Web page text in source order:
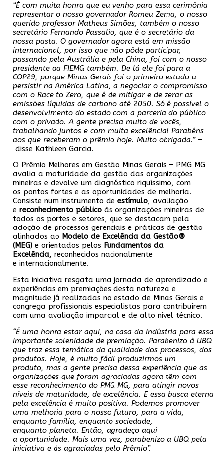
“É com muita honra que eu venho para essa cerimônia
representar o nosso governador Romeu Zema, o nosso
querido professor Matheus Simões, também o nosso
secretário Fernando Passalio, que é o secretário da
nossa pasta. O governador agora está em missão
internacional, por isso que não pôde participar,
passando pela Austrália e pela China, foi com o nosso
presidente da FIEMG também. De lá ele foi para a
COP29, porque Minas Gerais foi o primeiro estado a
persistir na América Latina, a negociar o compromisso
com o Race to Zero, que é de mitigar e de zerar as
emissões líquidas de carbono até 2050. Só é possível o
desenvolvimento do estado com a parceria do público
com o privado. A gente precisa muito de vocês,
trabalhando juntos e com muita excelência! Parabéns
aos que receberam o prêmio hoje. Muito obrigada.”–
disse Kathleen Garcia.
O Prêmio Melhores em Gestão Minas Gerais – PMG MG
avalia a maturidade da gestão das organizações
mineiras e devolve um diagnóstico riquíssimo, com
os pontos fortes e as oportunidades de melhoria.
Consiste num instrumento de estímulo, avaliação
e reconhecimento público às organizações mineiras de
todos os portes e setores, que se destacam pela
adoção de processos gerenciais e práticas de gestão
alinhados ao Modelo de Excelência da Gestão®
(MEG) e orientados pelos Fundamentos da
Excelência, reconhecidos nacionalmente
e internacionalmente.
Esta iniciativa resgata uma jornada de aprendizado e
experiências em premiações desta natureza e
magnitude já realizadas no estado de Minas Gerais e
congrega profissionais especialistas para contribuírem
com uma avaliação imparcial e de alto nível técnico.
“É uma honra estar aqui, na casa da Indústria para essa
importante solenidade de premiação. Parabenizo à UBQ
que traz essa temática da qualidade dos processos, dos
produtos. Hoje, é muito fácil produzirmos um
produto, mas a gente precisa dessa experiência que as
organizações que foram agraciadas agora têm com
esse reconhecimento do PMG MG, para atingir novos
níveis de maturidade, de excelência. E essa busca eterna
pela excelência é muito positiva. Podemos promover
uma melhoria para o nosso futuro, para a vida,
enquanto família, enquanto sociedade,
enquanto planeta. Então, agradeço aqui
a oportunidade. Mais uma vez, parabenizo a UBQ pela
iniciativa e às agraciadas pelo Prêmio”.